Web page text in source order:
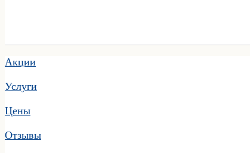
Акции
Услуги
Цены
Отзывы